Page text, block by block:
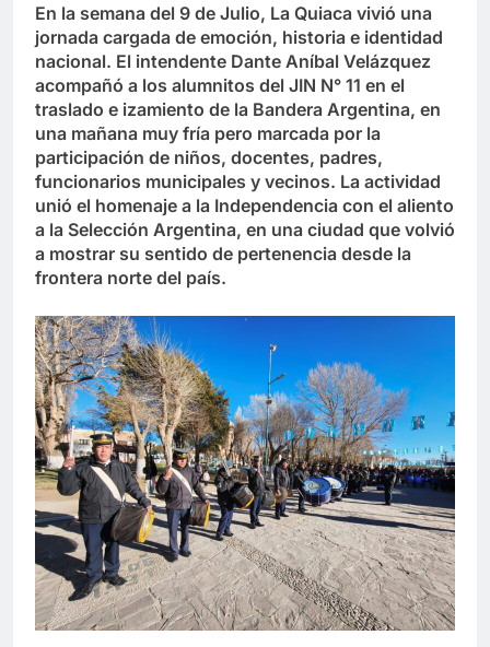
En la semana del 9 de Julio, La Quiaca vivió una
jornada cargada de emoción, historia e identidad
nacional. El intendente Dante Aníbal Velázquez
acompañó a los alumnitos del JIN N° 11 en el
traslado e izamiento de la Bandera Argentina, en
una mañana muy fría pero marcada por la
participación de niños, docentes, padres,
funcionarios municipales y vecinos. La actividad
unió el homenaje a la Independencia con el aliento
a la Selección Argentina, en una ciudad que volvió
a mostrar su sentido de pertenencia desde la
frontera norte del país.